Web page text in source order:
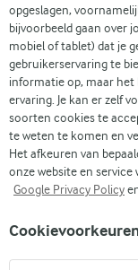
Airfryer
30 MIN.
glanzende
Geserveerd met
Arla Recepten
Zoek categorie
Zoek zoektermen
opgeslagen,
bijvoorbeeld gaan over
mobiel of tablet) dat je
gebruikerservaring te
informatie op, maar het
ervaring. Je kan er zelf
soorten cookies te
te weten te komen en
Het afkeuren van
onze website en service
Google Privacy Policy